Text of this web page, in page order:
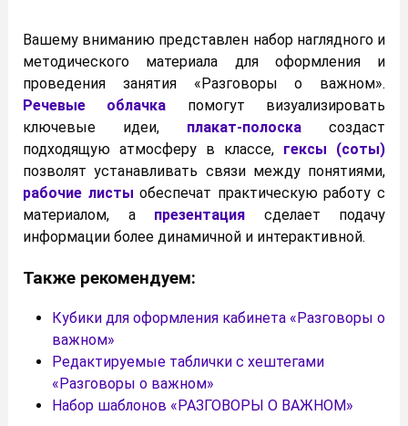
Вашему вниманию представлен набор наглядного и
методического материала для оформления и
проведения занятия «Разговоры о важном».
Речевые облачка помогут визуализировать
ключевые идеи, плакат-полоска создаст
подходящую атмосферу в классе, гексы (соты)
позволят устанавливать связи между понятиями,
рабочие листы обеспечат практическую работу с
материалом, а презентация сделает подачу
информации более динамичной и интерактивной.
Также рекомендуем:
Кубики для оформления кабинета «Разговоры о
важном»
Редактируемые таблички с хештегами
«Разговоры о важном»
Набор шаблонов «РАЗГОВОРЫ О ВАЖНОМ»